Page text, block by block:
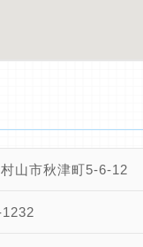
山市秋津町5-6-12